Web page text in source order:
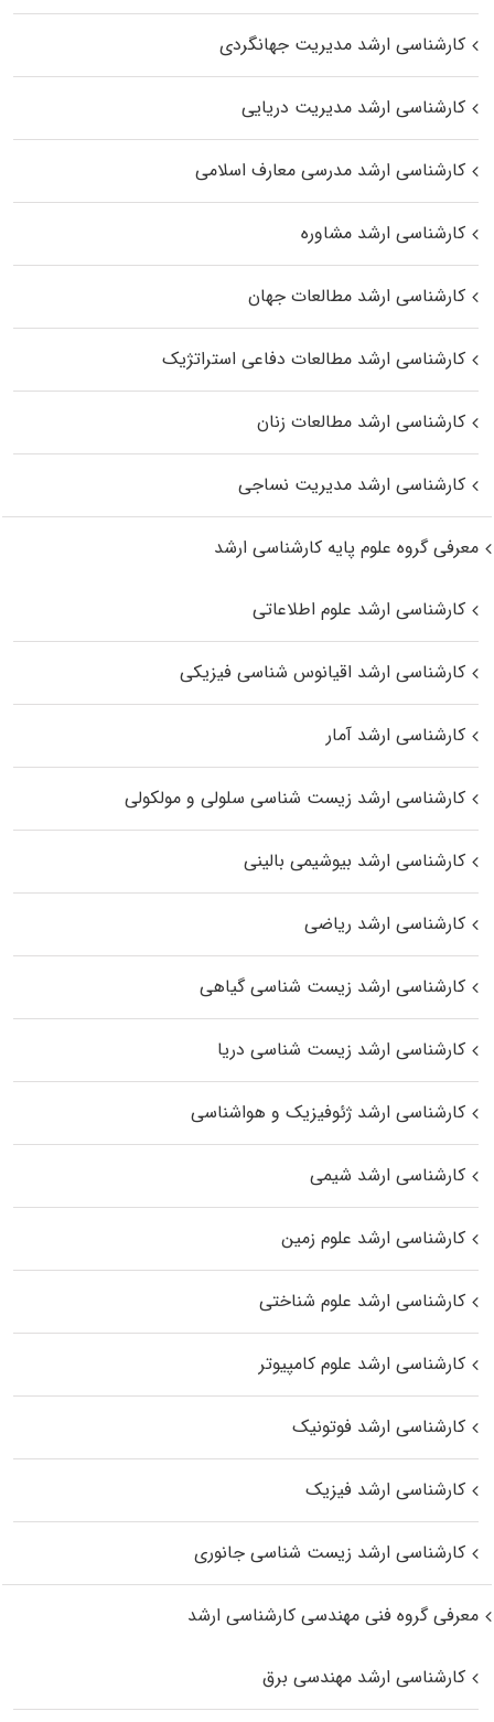
کارشناسی ارشد مدیریت جهانگردی
کارشناسی ارشد مدیریت دریایی
کارشناسی ارشد مدرسی معارف اسلامی
کارشناسی ارشد مشاوره
کارشناسی ارشد مطالعات جهان
کارشناسی ارشد مطالعات دفاعی استراتژیک
کارشناسی ارشد مطالعات زنان
کارشناسی ارشد مدیریت نساجی
معرفی گروه علوم پایه کارشناسی ارشد
کارشناسی ارشد علوم اطلاعاتی
کارشناسی ارشد اقیانوس‌ شناسی فیزیکی
کارشناسی ارشد آمار
کارشناسی ارشد زیست شناسی سلولی و مولکولی
کارشناسی ارشد بیوشیمی بالینی
کارشناسی ارشد ریاضی
کارشناسی ارشد زیست‌ شناسی گیاهی
کارشناسی ارشد زیست‌ شناسی دریا
کارشناسی ارشد ژئوفیزیک و هواشناسی
کارشناسی ارشد شیمی
کارشناسی ارشد علوم زمین
کارشناسی ارشد علوم شناختی
کارشناسی ارشد علوم کامپیوتر
کارشناسی ارشد فوتونیک
کارشناسی ارشد فیزیک
کارشناسی ارشد زیست‌ شناسی جانوری
معرفی گروه فنی مهندسی کارشناسی ارشد
کارشناسی ارشد مهندسی برق